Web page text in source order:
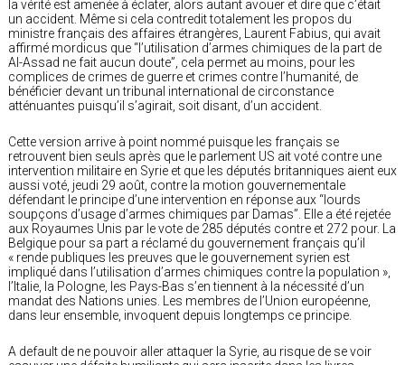
la vérité est amenée à éclater, alors autant avouer et dire que c’était
un accident. Même si cela contredit totalement les propos du
ministre français des affaires étrangères, Laurent Fabius, qui avait
affirmé mordicus que “l’utilisation d’armes chimiques de la part de
Al-Assad ne fait aucun doute”, cela permet au moins, pour les
complices de crimes de guerre et crimes contre l’humanité, de
bénéficier devant un tribunal international de circonstance
atténuantes puisqu’il s’agirait, soit disant, d’un accident.
Cette version arrive à point nommé puisque les français se
retrouvent bien seuls après que le parlement US ait voté contre une
intervention militaire en Syrie et que les députés britanniques aient eux
aussi voté, jeudi 29 août, contre la motion gouvernementale
défendant le principe d’une intervention en réponse aux “lourds
soupçons d’usage d’armes chimiques par Damas”. Elle a été rejetée
aux Royaumes Unis par le vote de 285 députés contre et 272 pour. La
Belgique pour sa part a réclamé du gouvernement français qu’il
« rende publiques les preuves que le gouvernement syrien est
impliqué dans l’utilisation d’armes chimiques contre la population »,
l’Italie, la Pologne, les Pays-Bas s’en tiennent à la nécessité d’un
mandat des Nations unies. Les membres de l’Union européenne,
dans leur ensemble, invoquent depuis longtemps ce principe.
A default de ne pouvoir aller attaquer la Syrie, au risque de se voir